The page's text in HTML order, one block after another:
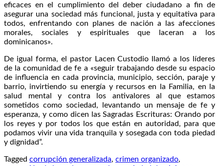
eficaces en el cumplimiento del deber ciudadano a fin de
asegurar una sociedad más funcional, justa y equitativa para
todos, enfrentando con planes de nación a las afecciones
morales, sociales y espirituales que laceran a los
dominicanos».
De igual forma, el pastor Lacen Custodio llamó a los líderes
de la comunidad de fe a «seguir trabajando desde su espacio
de influencia en cada provincia, municipio, sección, paraje y
barrio, invirtiendo su energía y recursos en la Familia, en la
salud mental y contra los antivalores al que estamos
sometidos como sociedad, levantando un mensaje de fe y
esperanza, y como dicen las Sagradas Escrituras: Orando por
los reyes y por todos los que están en autoridad, para que
podamos vivir una vida tranquila y sosegada con toda piedad
y dignidad”.
Tagged corrupción generalizada, crimen organizado,